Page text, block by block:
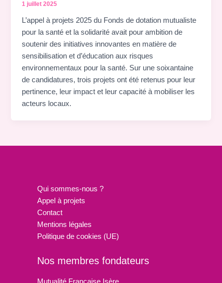
1 juillet 2025
L’appel à projets 2025 du Fonds de dotation mutualiste
pour la santé et la solidarité avait pour ambition de
soutenir des initiatives innovantes en matière de
sensibilisation et d’éducation aux risques
environnementaux pour la santé. Sur une soixantaine
de candidatures, trois projets ont été retenus pour leur
pertinence, leur impact et leur capacité à mobiliser les
acteurs locaux.
Qui sommes-nous ?
Appel à projets
Contact
Mentions légales
Politique de cookies (UE)
Nos membres fondateurs